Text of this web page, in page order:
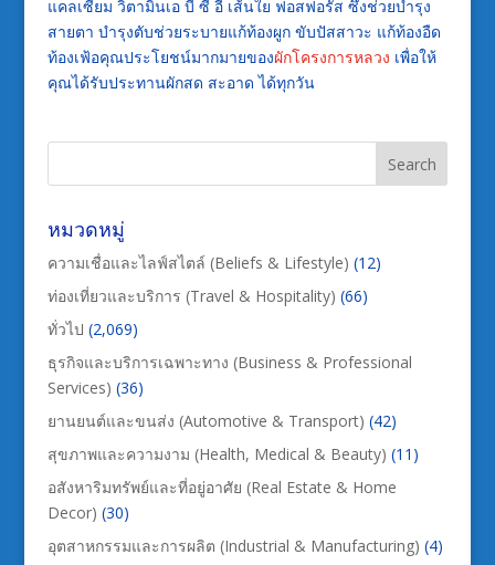
แคลเซียม วิตามินเอ บี ซี อี เส้นใย ฟอสฟอรัส ซึ่งช่วยบำรุง
สายตา บำรุงตับช่วยระบายแก้ท้องผูก ขับปัสสาวะ แก้ท้องอืด
ท้องเฟ้อคุณประโยชน์มากมายของผักโครงการหลวง เพื่อให้
คุณได้รับประทานผักสด สะอาด ได้ทุกวัน
หมวดหมู่
ความเชื่อและไลฟ์สไตล์ (Beliefs & Lifestyle) (12)
ท่องเที่ยวและบริการ (Travel & Hospitality) (66)
ทั่วไป (2,069)
ธุรกิจและบริการเฉพาะทาง (Business & Professional
Services) (36)
ยานยนต์และขนส่ง (Automotive & Transport) (42)
สุขภาพและความงาม (Health, Medical & Beauty) (11)
อสังหาริมทรัพย์และที่อยู่อาศัย (Real Estate & Home
Decor) (30)
อุตสาหกรรมและการผลิต (Industrial & Manufacturing) (4)